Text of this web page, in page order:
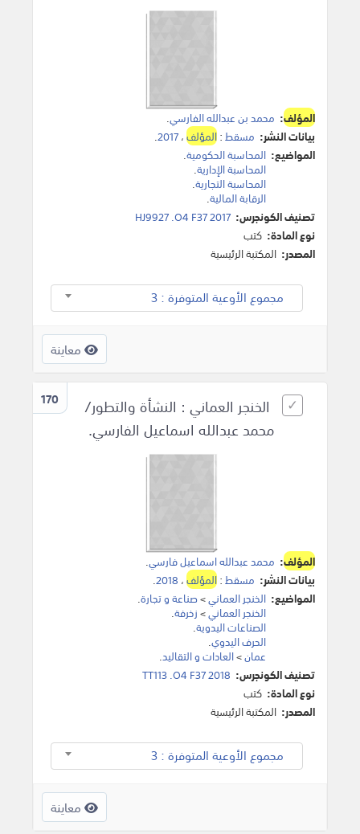
المؤلف: محمد بن عبدالله الفارسي.
بيانات النشر: مسقط:المؤلف،2017
.
المواضيع: المحاسبة الحكومية.
المحاسبة الإدارية.
المحاسبة التجارية.
الرقابة المالية.
تصنيف الكونجرس: HJ9927 .O4 F37 2017
نوع المادة: كتب
المصدر: المكتبة الرئيسية
مجموع الأوعية المتوفرة : 3
معاينة
170
الخنجر العماني : النشأة والتطور/
محمد عبدالله اسماعيل الفارسي.
المؤلف: محمد عبدالله اسماعيل فارسي.
بيانات النشر: مسقط:المؤلف، 2018
.
المواضيع: الخنجر العماني>صناعة و تجارة.
الخنجر العماني>زخرفة.
الصناعات اليدوية.
الحرف اليدوي.
عمان>العادات و التقاليد.
تصنيف الكونجرس: TT113 .O4 F37 2018
نوع المادة: كتب
المصدر: المكتبة الرئيسية
مجموع الأوعية المتوفرة : 3
معاينة